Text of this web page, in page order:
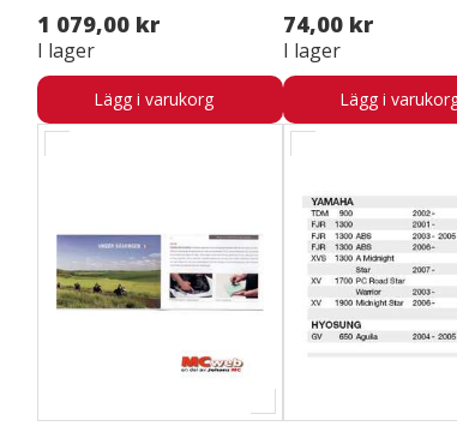
1 079,00 kr
I lager
Lägg i varukorg
74,00 kr
I lager
Lägg i